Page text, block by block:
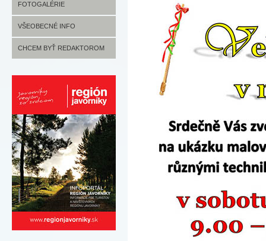
FOTOGALÉRIE
VŠEOBECNÉ INFO
CHCEM BYŤ REDAKTOROM